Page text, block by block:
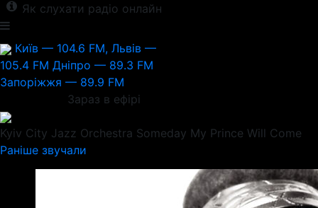
Як слухати радіо онлайн
Київ — 104.6 FM, Львів —
105.4 FM Дніпро — 89.3 FM
Запоріжжя — 89.9 FM
Зараз в ефірі
Kyiv City Jazz Orchestra Someday My Prince Will Come
Раніше звучали